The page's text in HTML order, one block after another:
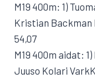
M19 400m: 1)
Kristian Backman
54,07
M19 400m aidat:
Juuso Kolari